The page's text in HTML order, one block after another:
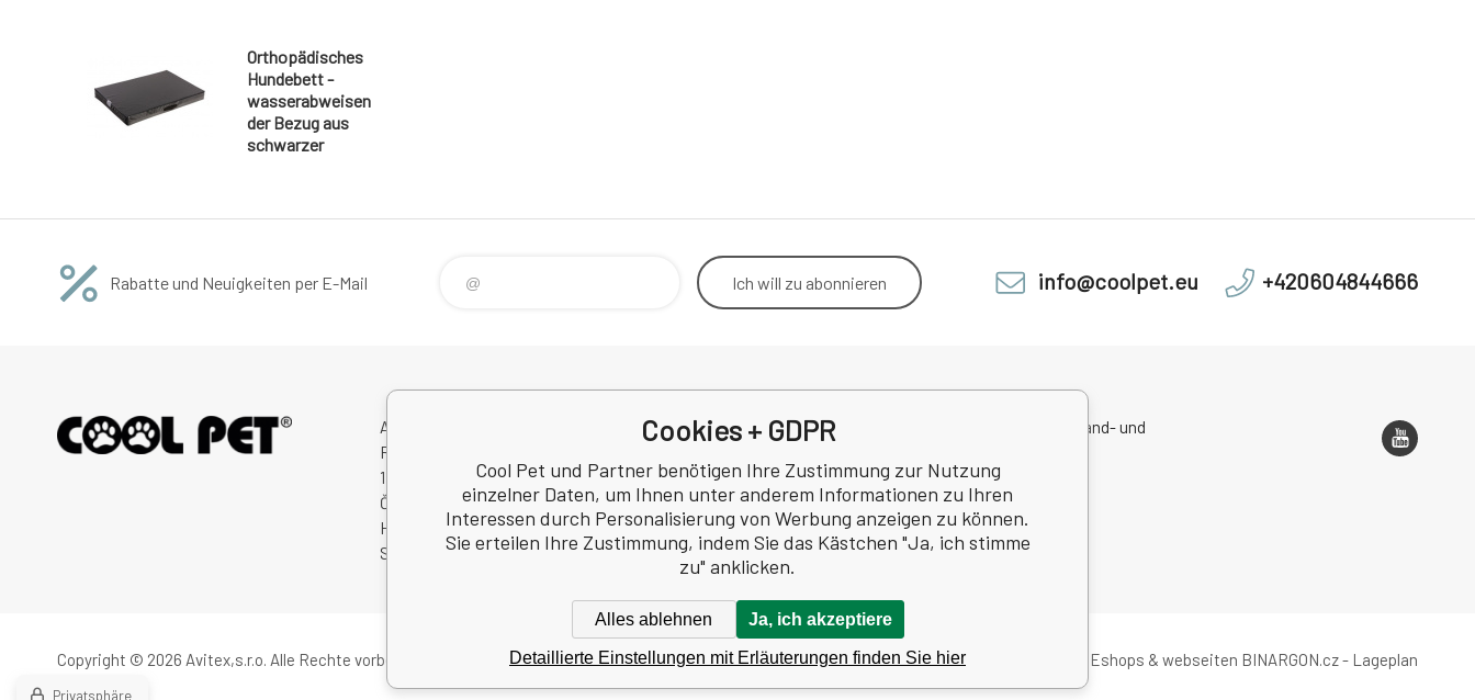
Orthopädisches
Hundebett -
wasserabweisen
der Bezug aus
schwarzer
Rabatte und Neuigkeiten per E-Mail Ich will zu abonnieren info@coolpet.eu +420604844666
Avitex,s.r.o.
Rybná 716/24
11000 Praha 1
Česká Republika
Handelsregister Nr.: 60745291
Steuernum.: CZ60745291
Rücktritt vom Vertrag
Datenschutzbestimmungen
Rezension
Betriebsadresse, Versand- und
Copyright © 2026 Avitex,s.r.o. Alle Rechte vorbehalten. Eshops & webseiten BINARGON.cz- Lageplan
Cookies + GDPR
Cool Pet und Partner benötigen Ihre Zustimmung zur Nutzung
einzelner Daten, um Ihnen unter anderem Informationen zu Ihren
Interessen durch Personalisierung von Werbung anzeigen zu können.
Sie erteilen Ihre Zustimmung, indem Sie das Kästchen "Ja, ich stimme
zu" anklicken.
Alles ablehnen Ja, ich akzeptiere
Detaillierte Einstellungen mit Erläuterungen finden Sie hier
Privatsphäre